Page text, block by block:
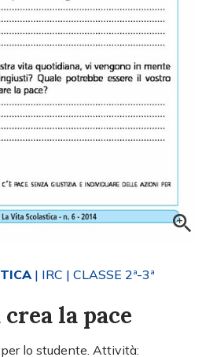
| IRC | CLASSE 2ª-3ª
la pace
lo studente. Attività: